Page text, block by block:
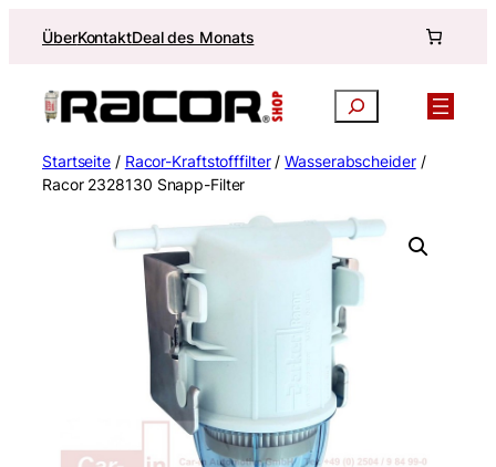
InhaltÜberKontaktDeal des Monats
Suchen
Startseite / Racor-Kraftstofffilter/Wasserabscheider/
Racor 2328130 Snapp-Filter